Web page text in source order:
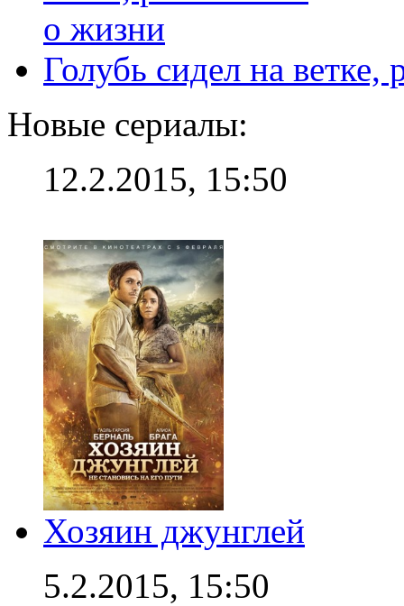
Голубь сидел на
Новые сериалы:
12.2.2015, 15:50
Хозяин джунглей
5.2.2015, 15:50